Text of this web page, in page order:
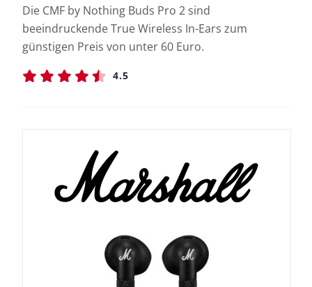
Die CMF by Nothing Buds Pro 2 sind
beeindruckende True Wireless In-Ears zum
günstigen Preis von unter 60 Euro.
4.5